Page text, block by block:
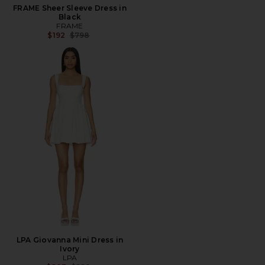
FRAME Sheer Sleeve Dress in
Black
FRAME
$192 Precio anterior:
$798
LPA Giovanna Mini Dress in
Ivory
LPA